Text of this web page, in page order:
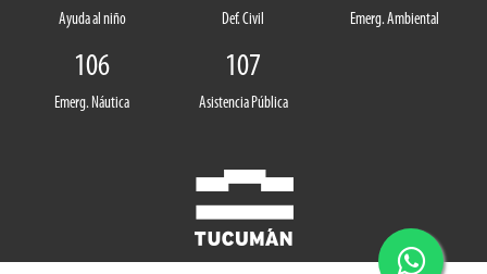
Ayuda al niño Def. Civil Emerg. Ambiental
106
Emerg. Náutica
107
Asistencia Pública